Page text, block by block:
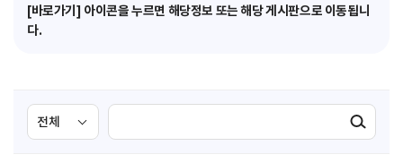
[바로가기] 아이콘을 누르면 해당정보 또는 해당 게시판으로 이동됩니
다.
검
색
색
검색실행